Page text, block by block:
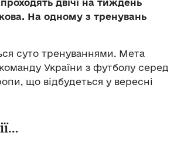
двічі на тиждень
На одному з тренувань
суто тренуваннями. Мета
України з футболу серед
що відбудеться у вересні